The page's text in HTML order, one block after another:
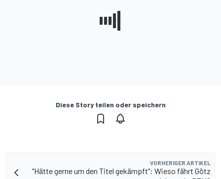
Diese Story teilen oder speichern
VORHERIGER ARTIKEL
"Hätte gerne um den Titel gekämpft": Wieso fährt Götz